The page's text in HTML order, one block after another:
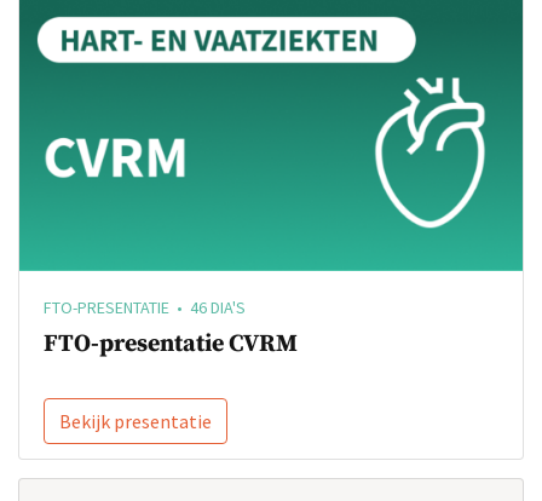
FTO-PRESENTATIE • 46 DIA'S
FTO-presentatie CVRM
Bekijk presentatie